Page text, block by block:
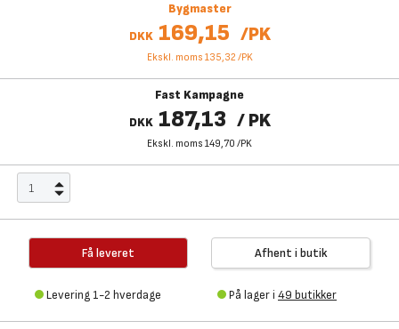
Bygmaster
DKK 169,15 /PK
Ekskl. moms 135,32 /PK
Fast Kampagne
DKK 187,13 / PK
Ekskl. moms 149,70 /PK
Få leveret
Levering 1-2 hverdage
Afhent i butik
På lager i 49 butikker